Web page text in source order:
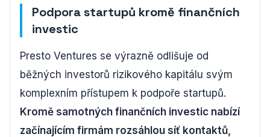
Podpora startupů kromě finančních
investic
Presto Ventures se výrazně odlišuje od
běžných investorů rizikového kapitálu svým
komplexním přístupem k podpoře startupů.
Kromě samotných finančních investic nabízí
začínajícím firmám rozsáhlou síť kontaktů,